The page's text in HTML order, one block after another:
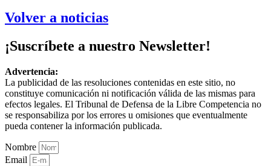
Volver a noticias
¡Suscríbete a nuestro Newsletter!
Advertencia:
La publicidad de las resoluciones contenidas en este sitio, no
constituye comunicación ni notificación válida de las mismas para
efectos legales. El Tribunal de Defensa de la Libre Competencia no
se responsabiliza por los errores u omisiones que eventualmente
pueda contener la información publicada.
Nombre
Email